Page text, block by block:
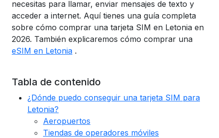
necesitas para llamar, enviar mensajes de texto y
acceder a internet. Aquí tienes una guía completa
sobre cómo comprar una tarjeta SIM en Letonia en
2026. También explicaremos cómo comprar una
eSIM en Letonia .
Tabla de contenido
¿Dónde puedo conseguir una tarjeta SIM para
Letonia?
Aeropuertos
Tiendas de operadores móviles